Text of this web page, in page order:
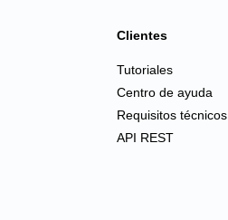
Clientes
Tutoriales
Centro de ayuda
Requisitos técnicos
API REST